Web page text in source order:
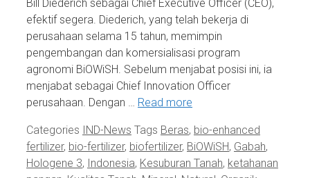
Bill Diederich sebagai Chief Executive Officer (CEO),
efektif segera. Diederich, yang telah bekerja di
perusahaan selama 15 tahun, memimpin
pengembangan dan komersialisasi program
agronomi BiOWiSH. Sebelum menjabat posisi ini, ia
menjabat sebagai Chief Innovation Officer
perusahaan. Dengan … Read more
Categories IND-News Tags Beras, bio-enhanced
fertilizer, bio-fertilizer, biofertilizer, BiOWiSH, Gabah,
Hologene 3, Indonesia, Kesuburan Tanah, ketahanan